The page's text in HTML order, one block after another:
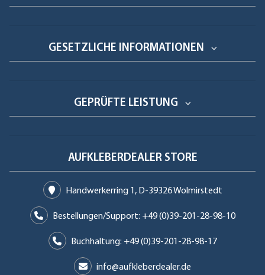
GESETZLICHE INFORMATIONEN
GEPRÜFTE LEISTUNG
AUFKLEBERDEALER STORE
Handwerkerring 1, D-39326 Wolmirstedt
Bestellungen/Support: +49 (0)39-201-28-98-10
Buchhaltung: +49 (0)39-201-28-98-17
info@aufkleberdealer.de